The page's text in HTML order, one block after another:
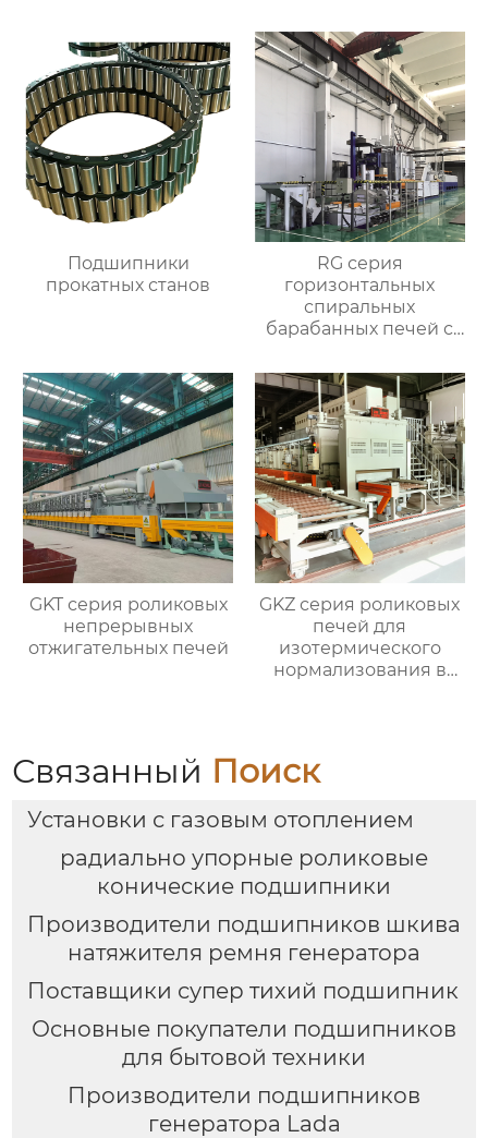
Подшипники
прокатных станов
RG серия
горизонтальных
спиральных
барабанных печей с
атмосферой для
термической
обработки
GKT серия роликовых
непрерывных
отжигательных печей
GKZ серия роликовых
печей для
изотермического
нормализования в
Связанный Поиск
Установки с газовым отоплением
радиально упорные роликовые
конические подшипники
Производители подшипников шкива
натяжителя ремня генератора
Поставщики супер тихий подшипник
Основные покупатели подшипников
для бытовой техники
Производители подшипников
генератора Lada